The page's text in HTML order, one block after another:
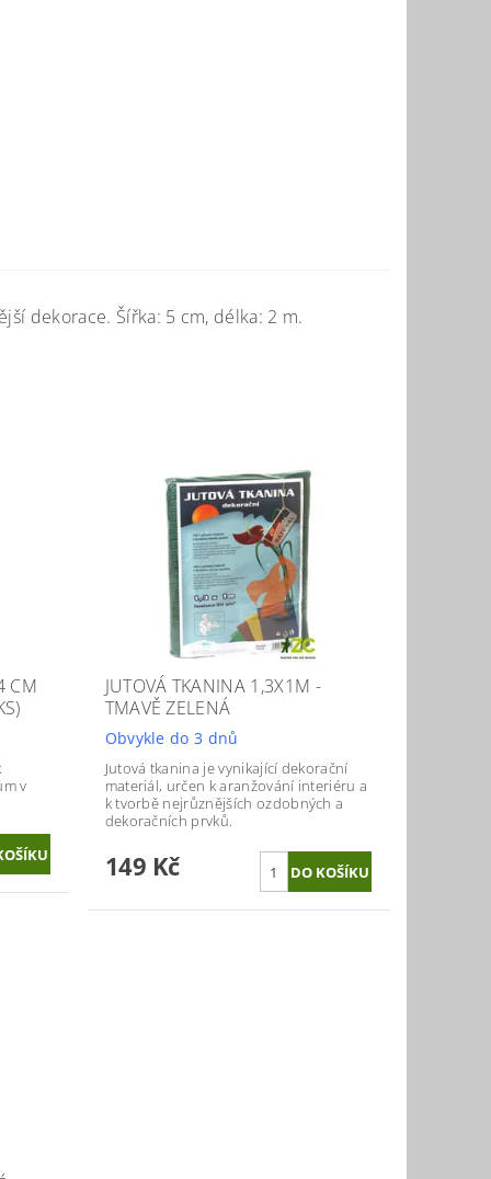
dekorace. Šířka: 5 cm, délka: 2 m.
CM
v
JUTOVÁ TKANINA 1,3X1M -
TMAVĚ ZELENÁ
Obvykle do 3 dnů
Jutová tkanina je vynikající dekorační
materiál, určen k aranžování interiéru a
k tvorbě nejrůznějších ozdobných a
dekoračních prvků.
149 Kč